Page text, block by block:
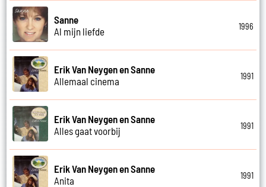
Sanne
Al mijn liefde
1996
Erik Van Neygen en Sanne
Allemaal cinema
1991
Erik Van Neygen en Sanne
Alles gaat voorbij
1991
Erik Van Neygen en Sanne
Anita
1991